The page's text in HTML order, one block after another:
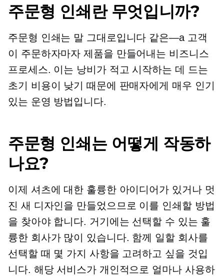
주문형 인쇄란 무엇입니까?
주문형 인쇄는 말 그대로입니다 같은—a고객
이 주문하자마자 제품을 만들어내는 비즈니스
프로세스. 이는 낭비가 적고 시작하는 데 드는
초기 비용이 낮기 때문에 판매자에게 매우 인기
있는 운영 방법입니다.
주문형 인쇄는 어떻게 작동하
나요?
이제 셔츠에 대한 훌륭한 아이디어가 있거나 멋
진 새 디자인을 만들었으므로 이를 인쇄할 방법
을 찾아야 합니다. 거기에는 선택할 수 있는 훌
륭한 회사가 많이 있습니다. 함께 일할 회사를
선택할 때 몇 가지 사항을 고려하고 싶을 것입
니다. 해당 서비스가 개인적으로 얼마나 사용하